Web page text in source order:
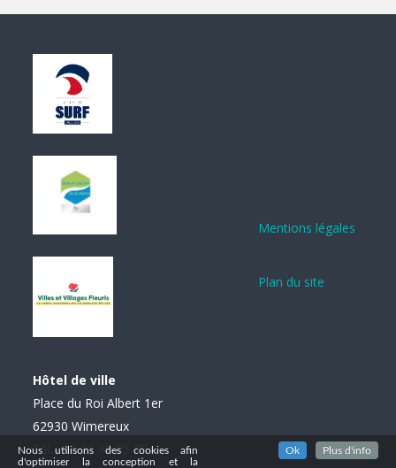
Hôtel de ville
Place du Roi Albert 1er
62930 Wimereux
Tél. : 03 21 99 85 85
Mentions légales
Plan du site
Nous utilisons des cookies afin
d'optimiser la conception et la
Ok Plus d'info